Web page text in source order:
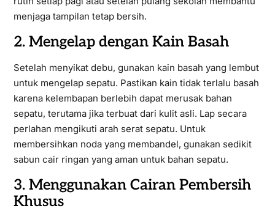
menjaga tampilan tetap bersih.
2. Mengelap dengan Kain Basah
Setelah menyikat debu, gunakan kain basah yang lembut
untuk mengelap sepatu. Pastikan kain tidak terlalu basah
karena kelembapan berlebih dapat merusak bahan
sepatu, terutama jika terbuat dari kulit asli. Lap secara
perlahan mengikuti arah serat sepatu. Untuk
membersihkan noda yang membandel, gunakan sedikit
sabun cair ringan yang aman untuk bahan sepatu.
3. Menggunakan Cairan Pembersih
Khusus